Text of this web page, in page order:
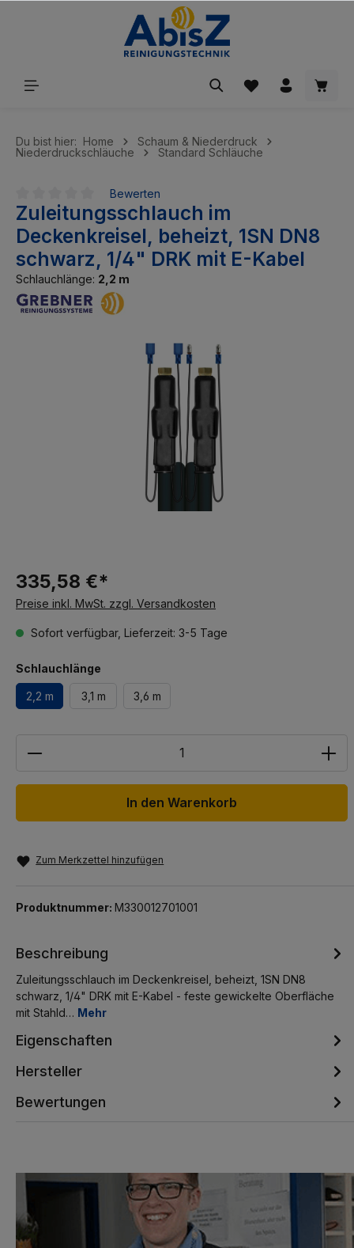
Du bist hier: Home
Schaum & Niederdruck
Niederdruckschläuche
Standard Schläuche
Durchschnittliche Bewertung von 0 von 5 Sternen
Bewerten
Zuleitungsschlauch im
Deckenkreisel, beheizt, 1SN DN8
schwarz, 1/4" DRK mit E-Kabel
Schlauchlänge: 2,2 m
335,58 €*
Preise inkl. MwSt. zzgl. Versandkosten
Sofort verfügbar, Lieferzeit: 3-5 Tage
Schlauchlänge
2,2 m 3,1 m 3,6 m
In den Warenkorb
Zum Merkzettel hinzufügen
Produktnummer: M330012701001
Beschreibung
Zuleitungsschlauch im Deckenkreisel, beheizt, 1SN DN8
schwarz, 1/4" DRK mit E-Kabel - feste gewickelte Oberfläche
mit Stahld… Mehr
Eigenschaften
Hersteller
Bewertungen